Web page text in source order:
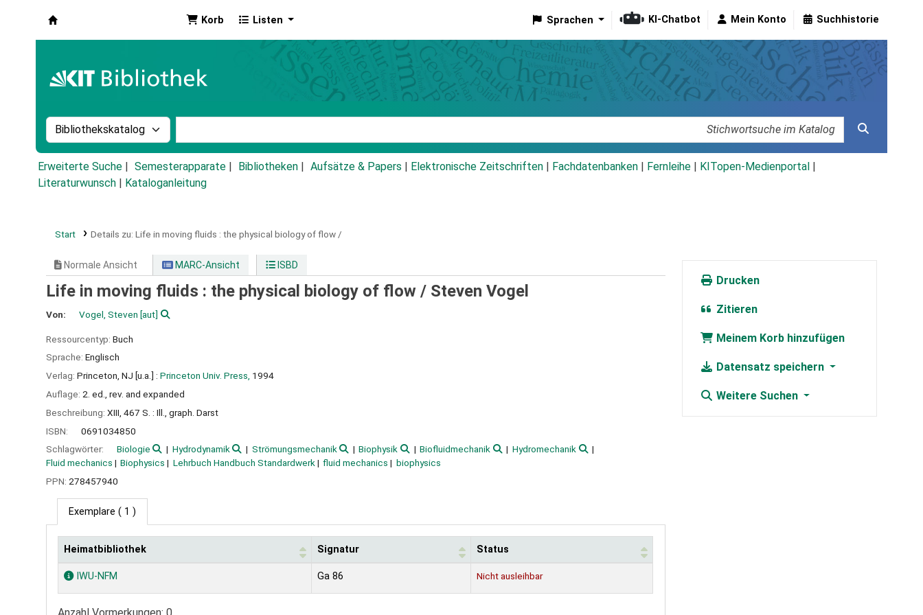
Korb Listen Sprachen KI-Chatbot Mein Konto Suchhistorie
Suche im Katalog nach:
Erweiterte Suche Semesterapparate Bibliotheken Aufsätze & Papers Elektronische Zeitschriften Fachdatenbanken Fernleihe KITopen-Medienportal
Literaturwunsch
Kataloganleitung
Start Details zu: Life in moving fluids : the physical biology of flow /
Normale Ansicht MARC-Ansicht ISBD
Life in moving fluids : the physical biology of flow / Steven Vogel
Von: Vogel, Steven [aut]
Ressourcentyp: Buch
Sprache: Englisch
Verlag: Princeton, NJ [u.a.] : Princeton Univ. Press, 1994
Auflage: 2. ed., rev. and expanded
Beschreibung: XIII, 467 S. : Ill., graph. Darst
ISBN:
0691034850
Schlagwörter:
Biologie Hydrodynamik Strömungsmechanik Biophysik Biofluidmechanik
Hydromechanik
Fluid mechanics
Biophysics Lehrbuch Handbuch Standardwerk fluid mechanics
biophysics
PPN: 278457940
Exemplare ( 1 )
Exemplare
Heimatbibliothek Signatur Status
IWU-NFM Ga 86 Nicht ausleihbar
Drucken
Zitieren
Meinem Korb hinzufügen
Datensatz speichern
Weitere Suchen